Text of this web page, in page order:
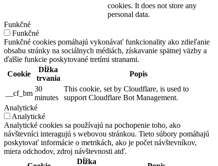
cookies. It does not store any
personal data.
Funkčné
Funkčné
Funkčné cookies pomáhajú vykonávať funkcionality ako zdieľanie
obsahu stránky na sociálnych médiách, získavanie spätnej väzby a
ďalšie funkcie poskytované tretími stranami.
Cookie
Dĺžka
trvania
Popis
__cf_bm
30
minutes
This cookie, set by Cloudflare, is used to
support Cloudflare Bot Management.
Analytické
Analytické
Analytické cookies sa používajú na pochopenie toho, ako
návštevníci interagujú s webovou stránkou. Tieto súbory pomáhajú
poskytovať informácie o metrikách, ako je počet návštevníkov,
miera odchodov, zdroj návštevnosti atď.
Dĺžka